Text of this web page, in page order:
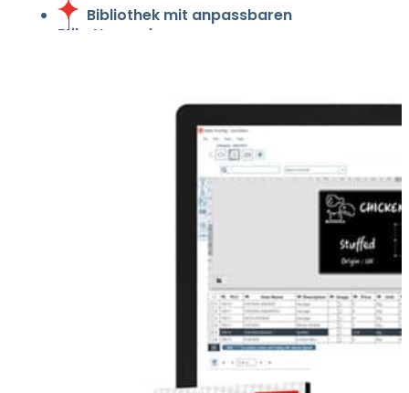
Bibliothek mit anpassbaren
Etikettenvorlagen